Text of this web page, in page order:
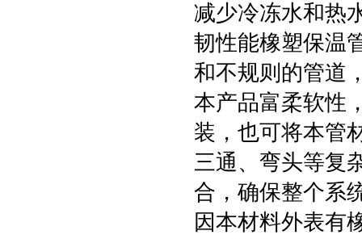
减少冷冻水和热
韧性能橡塑保温
和不规则的管道
本产品富柔软性
装，也可将本管
三通、弯头等复
合，确保整个系
因本材料外表有